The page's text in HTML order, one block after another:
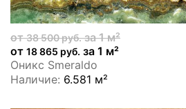
от38 500 руб.за 1 м²
от 18 865 руб. за 1 м²
Оникс Smeraldo
Наличие: 6.581 м²